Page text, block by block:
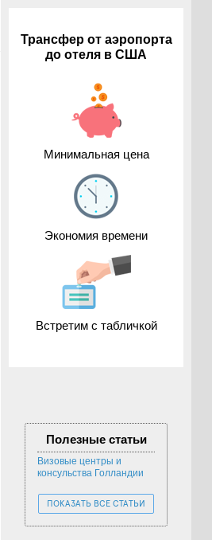
Трансфер от аэропорта
до отеля в США
Минимальная цена
Экономия времени
Встретим с табличкой
Полезные статьи
Визовые центры и
консульства Голландии
ПОКАЗАТЬ ВСЕ СТАТЬИ